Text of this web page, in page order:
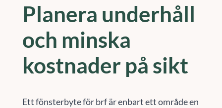
Planera underhåll
och minska
kostnader på sikt
Ett fönsterbyte för brf är enbart ett område en